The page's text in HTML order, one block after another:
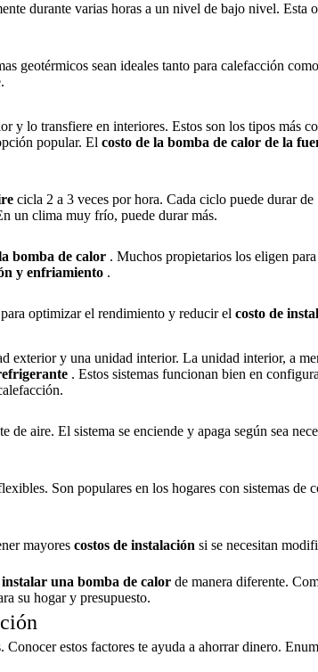
durante varias horas a un nivel de bajo nivel. Esta
geotérmicos sean ideales tanto para calefacción
y lo transfiere en interiores. Estos son los tipos más
popular. El costo de la bomba de calor de la
cicla 2 a 3 veces por hora. Cada ciclo puede durar
un clima muy frío, puede durar más.
bomba de calor . Muchos propietarios los eligen
y enfriamiento .
optimizar el rendimiento y reducir el costo de
exterior y una unidad interior. La unidad interior, a
. Estos sistemas funcionan bien en
aire. El sistema se enciende y apaga según sea
Son populares en los hogares con sistemas de
mayores costos de instalación si se necesitan
instalar una bomba de calor de manera diferente.
su hogar y presupuesto.
estos factores te ayuda a ahorrar dinero.